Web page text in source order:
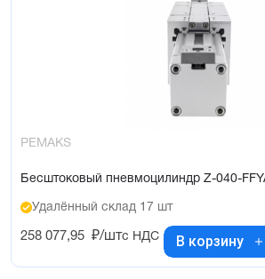
PEMAKS
Бесштоковый пневмоцилиндр Z-040-
Удалённый склад 17 шт
258 077,95 ₽/штс НДС В корзину